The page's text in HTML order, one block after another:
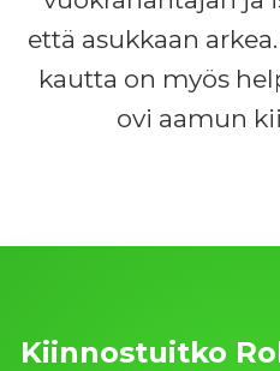
että asukkaan
kautta on myös
ovi aamun
Kiinnostuitko